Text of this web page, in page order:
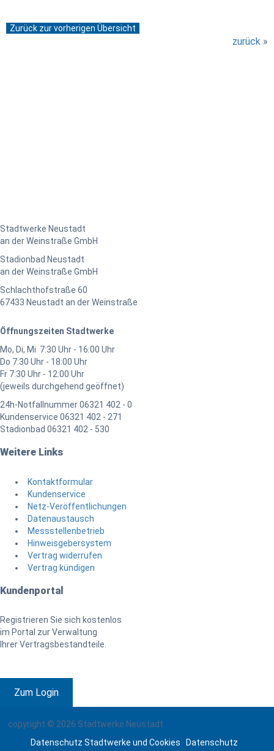
Zurück zur vorherigen Übersicht
zurück »
Stadtwerke Neustadt
an der Weinstraße GmbH
Stadionbad Neustadt
an der Weinstraße GmbH
Schlachthofstraße 60
67433 Neustadt an der Weinstraße
Öffnungszeiten Stadtwerke
Mo, Di, Mi 7:30 Uhr - 16:00 Uhr
Do 7:30 Uhr - 18:00 Uhr
Fr 7:30 Uhr - 12:00 Uhr
(jeweils durchgehend geöffnet)
24h-Notfallnummer 06321 402 - 0
Kundenservice 06321 402 - 271
Stadionbad 06321 402 - 530
Weitere Links
Kontaktformular
Kundenservice
Netz-Veröffentlichungen
Datenaustausch
Messstellenbetrieb
Hinweisgebersystem
Vertrag widerrufen
Vertrag kündigen
Kundenportal
Registrieren Sie sich kostenlos
im Portal zur Verwaltung
Ihrer Vertragsbestandteile.
Zum Login
copyright © 2026 Stadtwerke Neustadt
Datenschutz Stadtwerke und Cookies · Datenschutz